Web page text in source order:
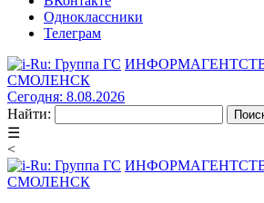
Одноклассники
Телеграм
СМОЛЕНСК
Сегодня: 8.08.2026
Найти:
☰
<
СМОЛЕНСК